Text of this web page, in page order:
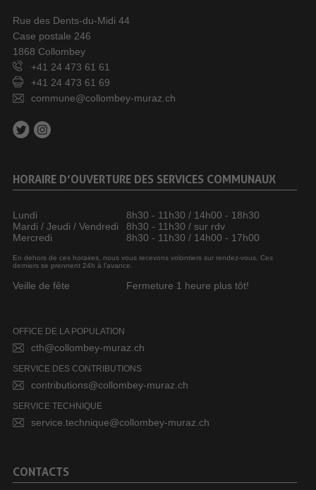
Rue des Dents-du-Midi 44
Case postale 246
1868 Collombey
+41 24 473 61 61
+41 24 473 61 69
commune@collombey-muraz.ch
HORAIRE D’OUVERTURE DES SERVICES COMMUNAUX
Lundi
8h30 - 11h30 / 14h00 - 18h30
Mardi / Jeudi / Vendredi
8h30 - 11h30 / sur rdv
Mercredi
8h30 - 11h30 / 14h00 - 17h00
En dehors de ces horaires, nous vous recevons volontiers sur rendez-vous. Ces
derniers se prennent 24h à l’avance.
Veille de fête Fermeture 1 heure plus tôt!
OFFICE DE LA POPULATION
cth@collombey-muraz.ch
SERVICE DES CONTRIBUTIONS
contributions@collombey-muraz.ch
SERVICE TECHNIQUE
service.technique@collombey-muraz.ch
CONTACTS